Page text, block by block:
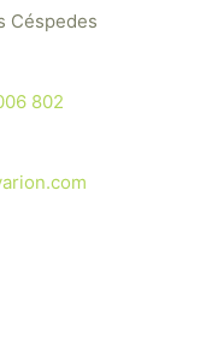
Céspedes
802